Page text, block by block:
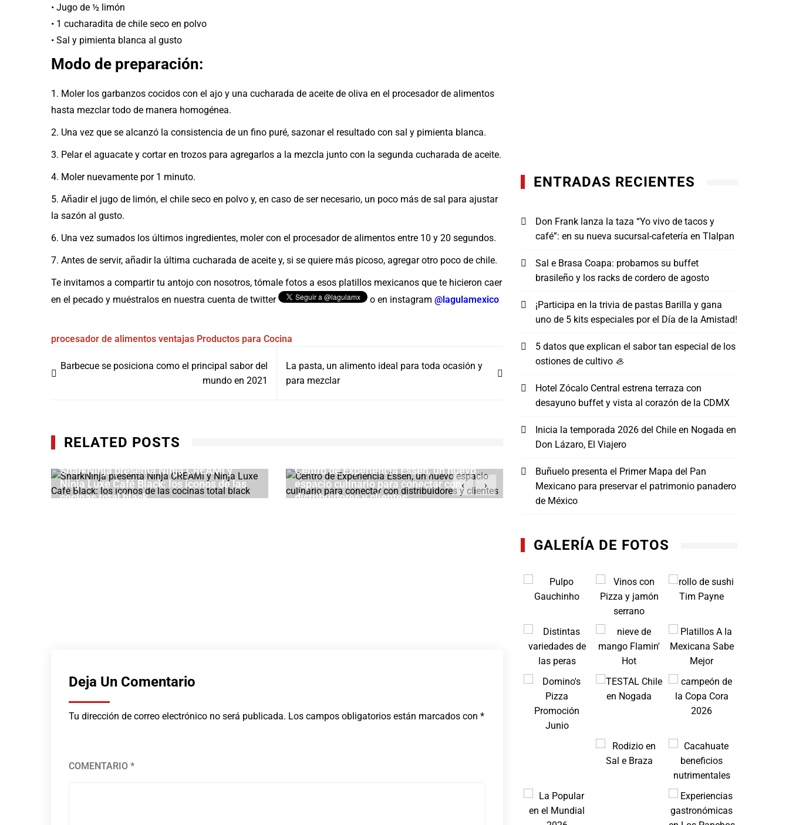
• Jugo de ½ limón
• 1 cucharadita de chile seco en polvo
• Sal y pimienta blanca al gusto
Modo de preparación:
1. Moler los garbanzos cocidos con el ajo y una cucharada de aceite de oliva en el procesador de alimentos
hasta mezclar todo de manera homogénea.
2. Una vez que se alcanzó la consistencia de un fino puré, sazonar el resultado con sal y pimienta blanca.
3. Pelar el aguacate y cortar en trozos para agregarlos a la mezcla junto con la segunda cucharada de aceite.
4. Moler nuevamente por 1 minuto.
5. Añadir el jugo de limón, el chile seco en polvo y, en caso de ser necesario, un poco más de sal para ajustar
la sazón al gusto.
6. Una vez sumados los últimos ingredientes, moler con el procesador de alimentos entre 10 y 20 segundos.
7. Antes de servir, añadir la última cucharada de aceite y, si se quiere más picoso, agregar otro poco de chile.
Te invitamos a compartir tu antojo con nosotros, tómale fotos a esos platillos mexicanos que te hicieron caer
en el pecado y muéstralos en nuestra cuenta de twitter
o en instagram @lagulamexico
procesador de alimentos ventajas Productos para Cocina
Navegación
de
Barbecue se posiciona como el principal sabor del
mundo en 2021
La pasta, un alimento ideal para toda ocasión y
para mezclar
RELATED POSTS
SharkNinja presenta Ninja CREAMi y
Ninja Luxe Café Black: los íconos de las
cocinas total black
Centro de Experiencia Essen, un nuevo
espacio culinario para conectar con
distribuidores y clientes
Thermomix, 20 años de innovación y un
modelo de negocio que apoya a miles de
‹ ›
Deja Un Comentario
Tu dirección de correo electrónico no será publicada. Los campos obligatorios están marcados con *
COMENTARIO *
ENTRADAS RECIENTES
Don Frank lanza la taza “Yo vivo de tacos y
café”: en su nueva sucursal-cafetería en Tlalpan
Sal e Brasa Coapa: probamos su buffet
brasileño y los racks de cordero de agosto
¡Participa en la trivia de pastas Barilla y gana
uno de 5 kits especiales por el Día de la Amistad!
5 datos que explican el sabor tan especial de los
ostiones de cultivo 🦪
Hotel Zócalo Central estrena terraza con
desayuno buffet y vista al corazón de la CDMX
Inicia la temporada 2026 del Chile en Nogada en
Don Lázaro, El Viajero
Buñuelo presenta el Primer Mapa del Pan
Mexicano para preservar el patrimonio panadero
de México
GALERÍA DE FOTOS